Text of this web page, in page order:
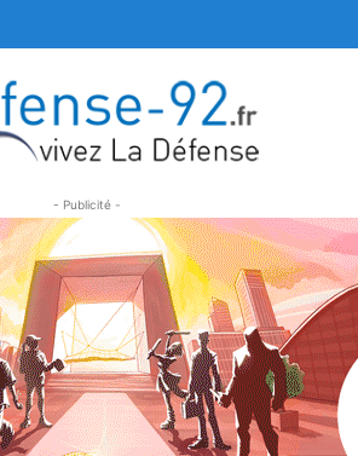
- Publicité -